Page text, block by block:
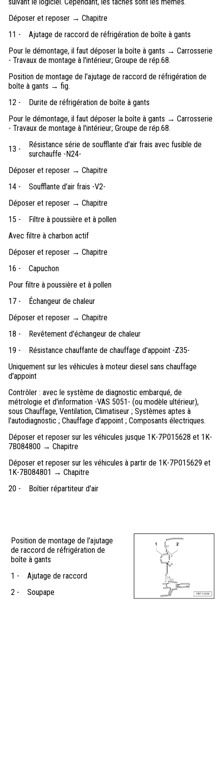
suivant le logiciel. Cependant, les tâches sont les mêmes.
Déposer et reposer → Chapitre
11 -
Ajutage de raccord de réfrigération de boîte à gants
Pour le démontage, il faut déposer la boîte à gants → Carrosserie
- Travaux de montage à l'intérieur; Groupe de rép.68.
Position de montage de l'ajutage de raccord de réfrigération de
boîte à gants → fig.
12 -
Durite de réfrigération de boîte à gants
Pour le démontage, il faut déposer la boîte à gants → Carrosserie
- Travaux de montage à l'intérieur; Groupe de rép.68.
13 -
Résistance série de soufflante d'air frais avec fusible de
surchauffe -N24-
Déposer et reposer → Chapitre
14 -
Soufflante d'air frais -V2-
Déposer et reposer → Chapitre
15 -
Filtre à poussière et à pollen
Avec filtre à charbon actif
Déposer et reposer → Chapitre
16 -
Capuchon
Pour filtre à poussière et à pollen
17 -
Échangeur de chaleur
Déposer et reposer → Chapitre
18 -
Revêtement d'échangeur de chaleur
19 -
Résistance chauffante de chauffage d'appoint -Z35-
Uniquement sur les véhicules à moteur diesel sans chauffage
d'appoint
Contrôler : avec le système de diagnostic embarqué, de
métrologie et d'information -VAS 5051- (ou modèle ultérieur),
sous Chauffage, Ventilation, Climatiseur ; Systèmes aptes à
l'autodiagnostic ; Chauffage d'appoint ; Composants électriques.
Déposer et reposer sur les véhicules jusque 1K-7P015628 et 1K-
7B084800 → Chapitre
Déposer et reposer sur les véhicules à partir de 1K-7P015629 et
1K-7B084801 → Chapitre
20 -
Boîtier répartiteur d'air
Position de montage de l'ajutage
de raccord de réfrigération de
boîte à gants
1 -
Ajutage de raccord
2 -
Soupape